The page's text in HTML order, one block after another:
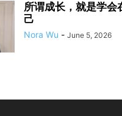
所谓成长，就是学会
己
Nora Wu - June 5, 2026